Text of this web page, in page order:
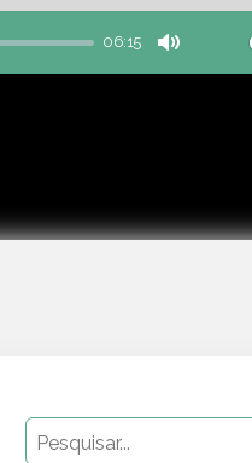
06:15
Mute